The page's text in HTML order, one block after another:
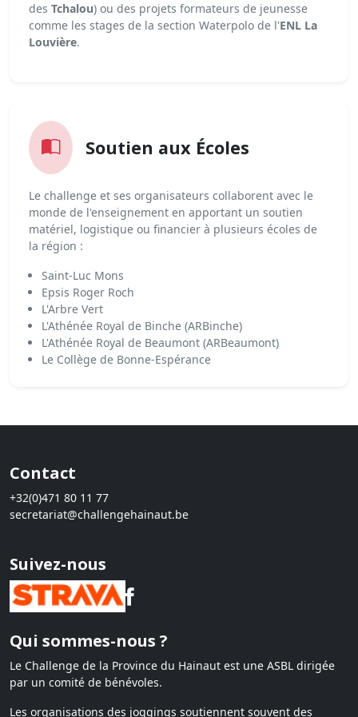
des Tchalou) ou des projets formateurs de jeunesse
comme les stages de la section Waterpolo de l'ENL La
Louvière.
Soutien aux Écoles
Le challenge et ses organisateurs collaborent avec le
monde de l'enseignement en apportant un soutien
matériel, logistique ou financier à plusieurs écoles de
la région :
Saint-Luc Mons
Epsis Roger Roch
L'Arbre Vert
L'Athénée Royal de Binche (ARBinche)
L'Athénée Royal de Beaumont (ARBeaumont)
Le Collège de Bonne-Espérance
Contact
+32(0)471 80 11 77
secretariat@challengehainaut.be
Suivez-nous
Qui sommes-nous ?
Le Challenge de la Province du Hainaut est une ASBL dirigée
par un comité de bénévoles.
Les organisations des joggings soutiennent souvent des